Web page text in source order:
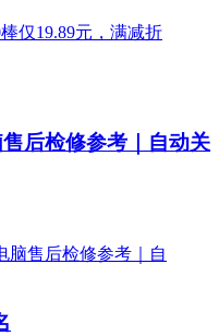
后检修参考｜自动关